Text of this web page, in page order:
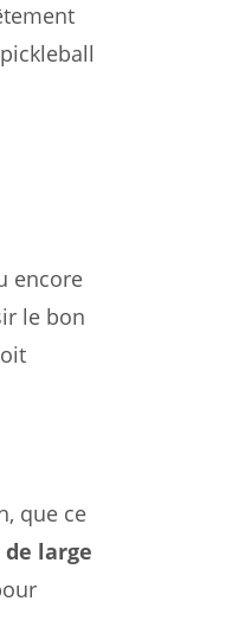
encore
le bon
que ce
large